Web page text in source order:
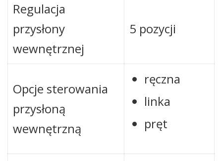
Regulacja
przysłony
wewnętrznej
5 pozycji
Opcje sterowania
przysłoną
wewnętrzną
ręczna
linka
pręt